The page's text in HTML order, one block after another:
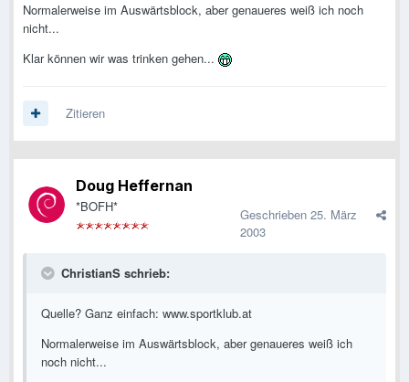
Normalerweise im Auswärtsblock, aber genaueres weiß ich noch
nicht...
Klar können wir was trinken gehen...
Zitieren
Doug Heffernan
*BOFH* Geschrieben 25. März
2003
ChristianS schrieb:
Quelle? Ganz einfach: www.sportklub.at
Normalerweise im Auswärtsblock, aber genaueres weiß ich
noch nicht...